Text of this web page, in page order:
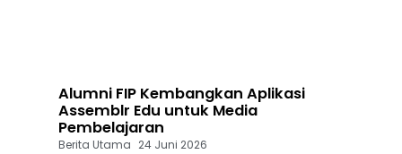
Alumni FIP Kembangkan Aplikasi
Assemblr Edu untuk Media
Pembelajaran
Berita Utama 24 Juni 2026